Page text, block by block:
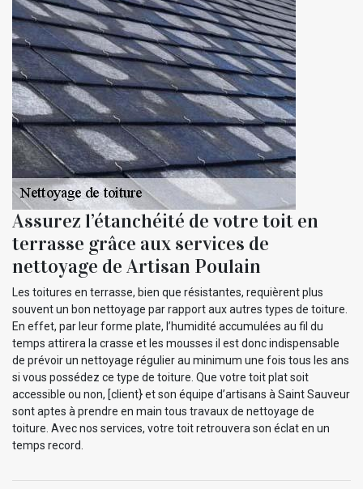
Assurez l’étanchéité de votre toit en
terrasse grâce aux services de
nettoyage de Artisan Poulain
Les toitures en terrasse, bien que résistantes, requièrent plus
souvent un bon nettoyage par rapport aux autres types de toiture.
En effet, par leur forme plate, l’humidité accumulées au fil du
temps attirera la crasse et les mousses il est donc indispensable
de prévoir un nettoyage régulier au minimum une fois tous les ans
si vous possédez ce type de toiture. Que votre toit plat soit
accessible ou non, [client} et son équipe d’artisans à Saint Sauveur
sont aptes à prendre en main tous travaux de nettoyage de
toiture. Avec nos services, votre toit retrouvera son éclat en un
temps record.